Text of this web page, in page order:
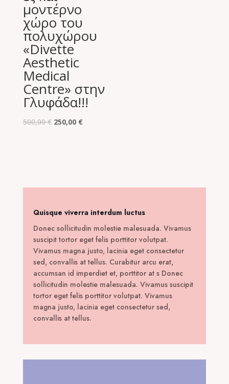
μοντέρνο
χώρο του
πολυχώρου
«Divette
Aesthetic
Medical
Centre» στην
Γλυφάδα!!!
500,00€ Original
250,00 €Η
Quisque viverra interdum luctus
Donec sollicitudin molestie malesuada. Vivamus
suscipit tortor eget felis porttitor volutpat.
Vivamus magna justo, lacinia eget consectetur
sed, convallis at tellus. Curabitur arcu erat,
accumsan id imperdiet et, porttitor at s Donec
sollicitudin molestie malesuada. Vivamus suscipit
tortor eget felis porttitor volutpat. Vivamus
magna justo, lacinia eget consectetur sed,
convallis at tellus.